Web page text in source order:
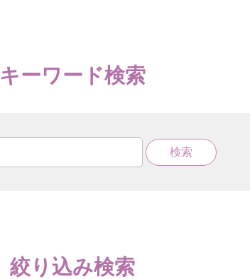
キーワード検索
絞り込み検索